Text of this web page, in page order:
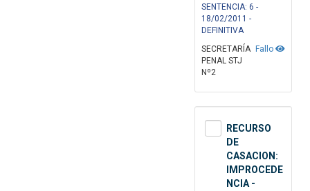
SENTENCIA: 6 -
18/02/2011 -
DEFINITIVA
Fallo
SECRETARÍA
PENAL STJ
Nº2
RECURSO
DE
CASACION:
IMPROCEDE
NCIA -